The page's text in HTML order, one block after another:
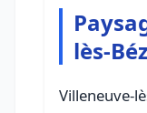
lès-
Villeneuve-